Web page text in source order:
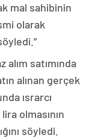
mal sahibinin
olarak
satımında
alınan gerçek
ısrarcı
olmasının
söyledi.